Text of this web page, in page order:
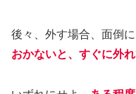
後々、外す場合、面倒に
おかないと、すぐに外れ